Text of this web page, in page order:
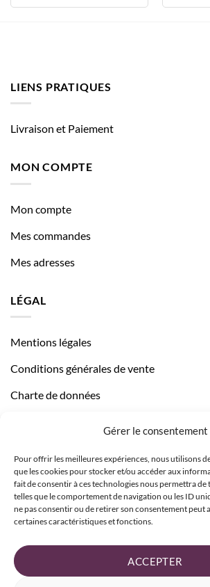
Gérer le consentement
Pour offrir les meilleures expériences, nous utilisons
que les cookies pour stocker et/ou accéder aux
fait de consentir à ces technologies nous permettra de
telles que le comportement de navigation ou les ID
ne pas consentir ou de retirer son consentement peut
certaines caractéristiques et fonctions.
ACCEPTER
LIENS PRATIQUES
Livraison et Paiement
MON COMPTE
Mon compte
Mes commandes
Mes adresses
LÉGAL
Mentions légales
Conditions générales de vente
Charte de données